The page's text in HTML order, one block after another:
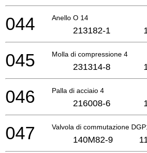
Anello O 14
044 213182-1
Molla di compressione 4
045 231314-8
Palla di acciaio 4
046 216008-6
Valvola di commutazione
047 140M82-9